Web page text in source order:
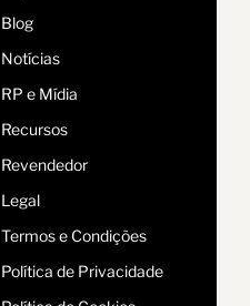
Blog
Notícias
RP e Mídia
Recursos
Revendedor
Legal
Termos e Condições
Política de Privacidade